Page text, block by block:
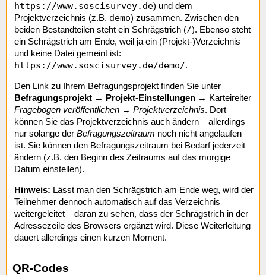
https://www.soscisurvey.de) und dem
Projektverzeichnis (z.B. demo) zusammen. Zwischen den
beiden Bestandteilen steht ein Schrägstrich (/). Ebenso steht
ein Schrägstrich am Ende, weil ja ein (Projekt-)Verzeichnis
und keine Datei gemeint ist:
https://www.soscisurvey.de/demo/.
Den Link zu Ihrem Befragungsprojekt finden Sie unter
Befragungsprojekt → Projekt-Einstellungen → Karteireiter
Fragebogen veröffentlichen → Projektverzeichnis. Dort
können Sie das Projektverzeichnis auch ändern – allerdings
nur solange der Befragungszeitraum noch nicht angelaufen
ist. Sie können den Befragungszeitraum bei Bedarf jederzeit
ändern (z.B. den Beginn des Zeitraums auf das morgige
Datum einstellen).
Hinweis: Lässt man den Schrägstrich am Ende weg, wird der
Teilnehmer dennoch automatisch auf das Verzeichnis
weitergeleitet – daran zu sehen, dass der Schrägstrich in der
Adressezeile des Browsers ergänzt wird. Diese Weiterleitung
dauert allerdings einen kurzen Moment.
QR-Codes